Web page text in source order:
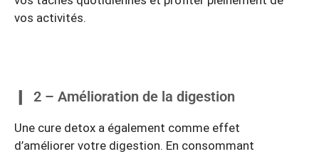
vos activités.
2 – Amélioration de la digestion
Une cure detox a également comme effet
d’améliorer votre digestion. En consommant